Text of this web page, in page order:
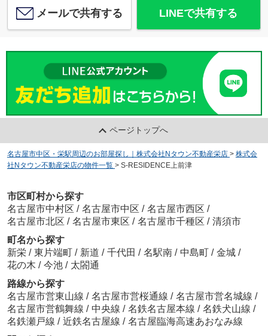
メールで共有する LINEで共有する
ページトップへ
名古屋市中区・栄駅周辺のお部屋探し｜株式会社Nタウン不動産栄店 > 株式会
社Nタウン不動産栄店の物件一覧 > S-RESIDENCE上前津
市区町村から探す
名古屋市中村区 / 名古屋市中区 / 名古屋市西区 /
名古屋市北区 / 名古屋市東区 / 名古屋市千種区 / 清須市
町名から探す
新栄 / 東片端町 / 新道 / 千代田 / 名駅南 / 中島町 / 金城 /
花の木 / 今池 / 太閤通
路線から探す
名古屋市営東山線 / 名古屋市営桜通線 / 名古屋市営名城線 /
名古屋市営鶴舞線 / 中央線 / 名鉄名古屋本線 / 名鉄犬山線 /
名鉄瀬戸線 / 近鉄名古屋線 / 名古屋臨海高速あおなみ線